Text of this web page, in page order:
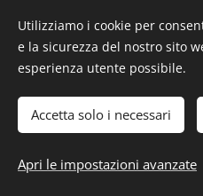
Creato con
Utilizziamo i cookie per
e la sicurezza del nostro sito
esperienza utente possibile.
Accetta solo i necessari
Apri le impostazioni avanzate